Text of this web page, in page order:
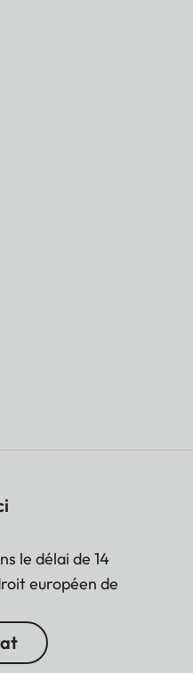
le délai de 14
européen de